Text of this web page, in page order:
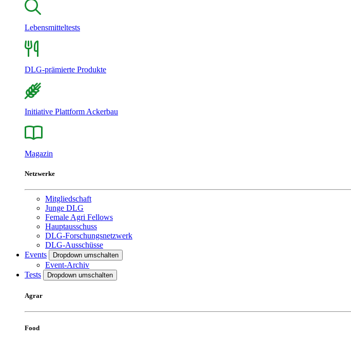
Lebensmitteltests
DLG-prämierte Produkte
Initiative Plattform Ackerbau
Magazin
Netzwerke
Mitgliedschaft
Junge DLG
Female Agri Fellows
Hauptausschuss
DLG-Forschungsnetzwerk
DLG-Ausschüsse
Events
Dropdown umschalten
Event-Archiv
Tests
Dropdown umschalten
Agrar
Food